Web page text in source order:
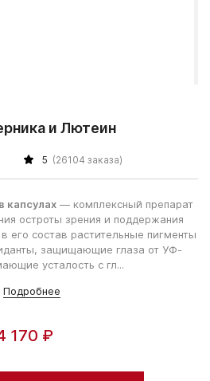
и Лютеин
5 (26104 заказа)
капсулах — комплексный препарат
остроты зрения и поддержания
его состав растительные пигменты
защищающие глаза от УФ-
усталость с гл...
Подробнее
170 ₽